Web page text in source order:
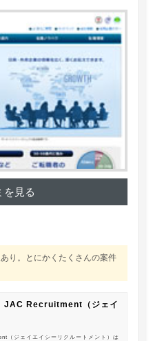
を見る
り。とにかくたくさんの案件
JAC Recruitment（ジェイ
（ジェイエイシーリクルートメント）は